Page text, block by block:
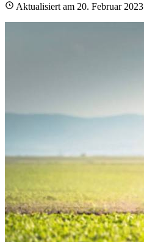
Aktualisiert am 20. Februar 2023